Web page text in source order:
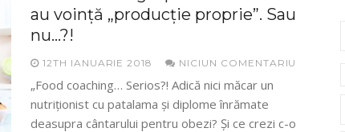
au voinţă „producţie proprie”. Sau
nu…?!
12TH IANUARIE 2018 NICIUN COMENTARIU
„Food coaching… Serios?! Adică nici măcar un
nutriţionist cu patalama şi diplome înrămate
deasupra cântarului pentru obezi? Şi ce crezi c-o